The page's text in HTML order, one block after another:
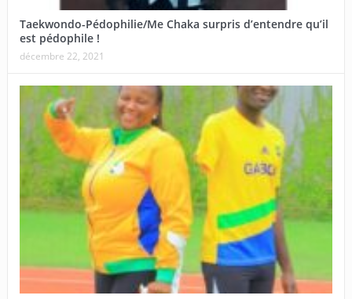
Taekwondo-Pédophilie/Me Chaka surpris d’entendre qu’il
est pédophile !
décembre 22, 2021